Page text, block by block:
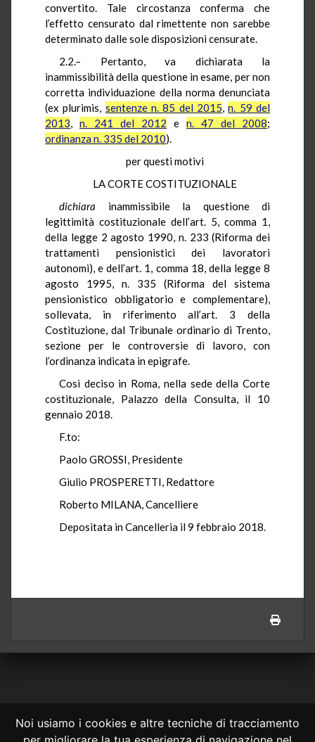
Noi usiamo i cookies e altre tecniche di tracciamento
convertito. Tale circostanza conferma che
l’effetto censurato dal rimettente non sarebbe
determinato dalle sole disposizioni censurate.
2.2.– Pertanto, va dichiarata la
inammissibilità della questione in esame, per non
corretta individuazione della norma denunciata
(ex plurimis, sentenze n. 85 del 2015,n. 59 del
2013, n. 241 del 2012 e n. 47 del 2008;
ordinanza n. 335 del 2010).
per questi motivi
LA CORTE COSTITUZIONALE
dichiara inammissibile la questione di
legittimità costituzionale dell’art. 5, comma 1,
della legge 2 agosto 1990, n. 233 (Riforma dei
trattamenti pensionistici dei lavoratori
autonomi), e dell’art. 1, comma 18, della legge 8
agosto 1995, n. 335 (Riforma del sistema
pensionistico obbligatorio e complementare),
sollevata, in riferimento all’art. 3 della
Costituzione, dal Tribunale ordinario di Trento,
sezione per le controversie di lavoro, con
l’ordinanza indicata in epigrafe.
Così deciso in Roma, nella sede della Corte
costituzionale, Palazzo della Consulta, il 10
gennaio 2018.
F.to:
Paolo GROSSI, Presidente
Giulio PROSPERETTI, Redattore
Roberto MILANA, Cancelliere
Depositata in Cancelleria il 9 febbraio 2018.